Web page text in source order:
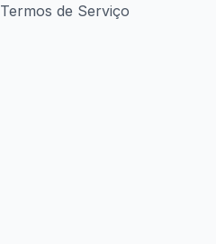
Termos de Serviço